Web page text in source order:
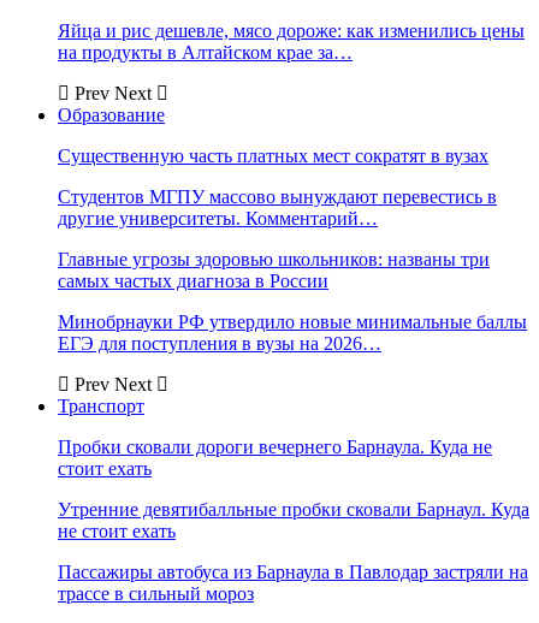
Яйца и рис дешевле, мясо дороже: как изменились цены
на продукты в Алтайском крае за…
Prev Next
Образование
Существенную часть платных мест сократят в вузах
Студентов МГПУ массово вынуждают перевестись в
другие университеты. Комментарий…
Главные угрозы здоровью школьников: названы три
самых частых диагноза в России
Минобрнауки РФ утвердило новые минимальные баллы
ЕГЭ для поступления в вузы на 2026…
Prev Next
Транспорт
Пробки сковали дороги вечернего Барнаула. Куда не
стоит ехать
Утренние девятибалльные пробки сковали Барнаул. Куда
не стоит ехать
Пассажиры автобуса из Барнаула в Павлодар застряли на
трассе в сильный мороз